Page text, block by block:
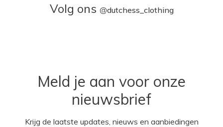
Volg ons @dutchess_clothing
Meld je aan voor onze
nieuwsbrief
Krijg de laatste updates, nieuws en aanbiedingen